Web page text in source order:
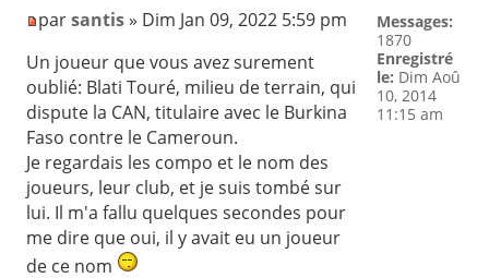
parsantis» Dim Jan 09, 2022 5:59 pm
Un joueur que vous avez surement
oublié: Blati Touré, milieu de terrain, qui
dispute la CAN, titulaire avec le Burkina
Faso contre le Cameroun.
Je regardais les compo et le nom des
joueurs, leur club, et je suis tombé sur
lui. Il m'a fallu quelques secondes pour
me dire que oui, il y avait eu un joueur
de ce nom
Messages:
1870
Enregistré
le: Dim Aoû
10, 2014
11:15 am